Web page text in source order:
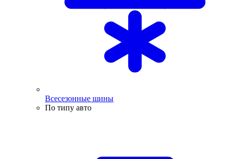
Всесезонные шины
По типу авто